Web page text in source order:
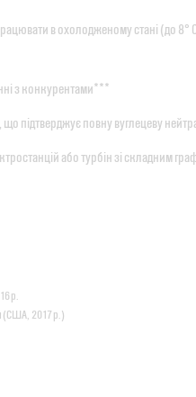
в охолодженому стані (до 8°
з конкурентами***
підтверджує повну вуглецеву
або турбін зі складним
р.
(США, 2017 р.)